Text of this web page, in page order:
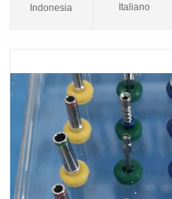
Indonesia Italiano